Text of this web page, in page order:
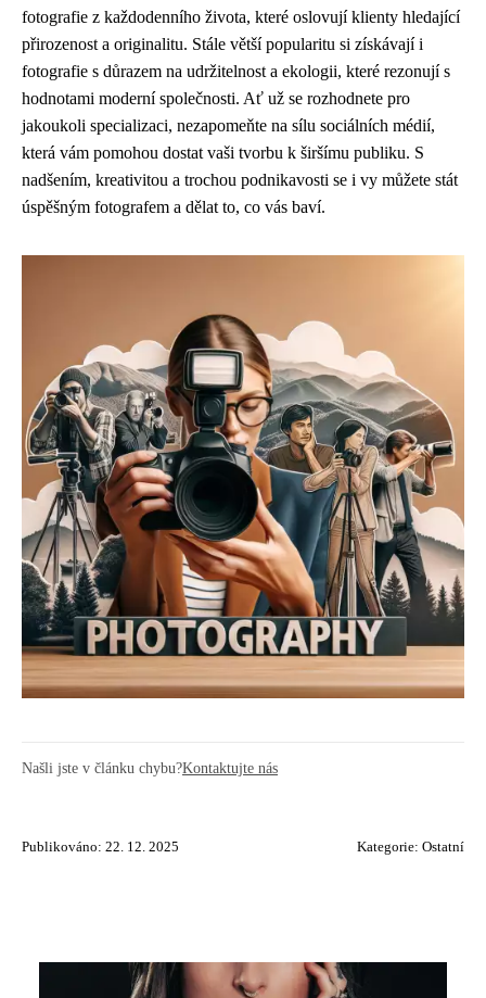
fotografie z každodenního života, které oslovují klienty hledající
přirozenost a originalitu. Stále větší popularitu si získávají i
fotografie s důrazem na udržitelnost a ekologii, které rezonují s
hodnotami moderní společnosti. Ať už se rozhodnete pro
jakoukoli specializaci, nezapomeňte na sílu sociálních médií,
která vám pomohou dostat vaši tvorbu k širšímu publiku. S
nadšením, kreativitou a trochou podnikavosti se i vy můžete stát
úspěšným fotografem a dělat to, co vás baví.
Našli jste v článku chybu?Kontaktujte nás
Publikováno: 22. 12. 2025 Kategorie: Ostatní